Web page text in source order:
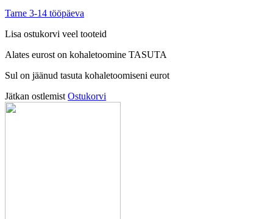
Tarne 3-14 tööpäeva
Lisa ostukorvi veel tooteid
Alates eurost on kohaletoomine TASUTA
Sul on jäänud tasuta kohaletoomiseni eurot
Jätkan ostlemist Ostukorvi